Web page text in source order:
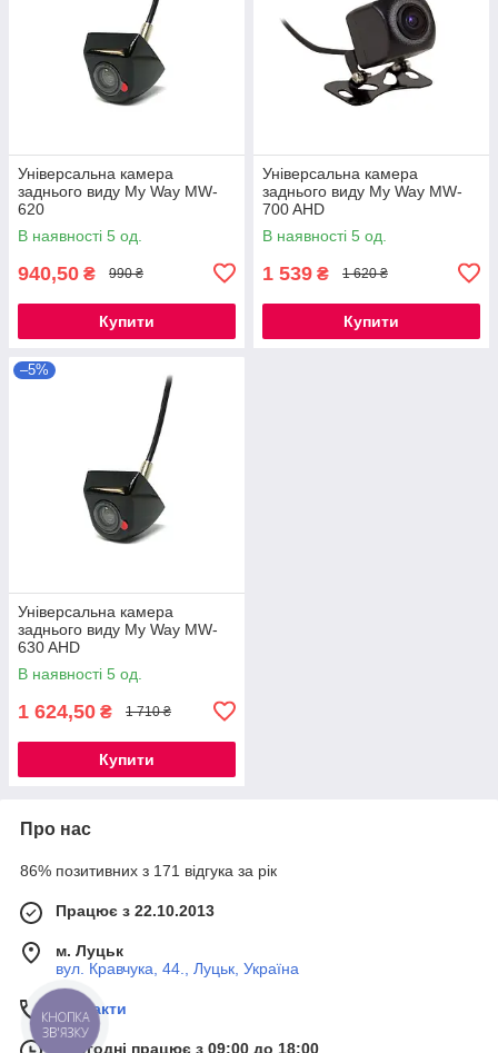
Універсальна камера
заднього виду My Way MW-
620
В наявності 5 од.
940,50 ₴ 990 ₴
Купити
Універсальна камера
заднього виду My Way MW-
700 AHD
В наявності 5 од.
1 539 ₴ 1 620 ₴
Купити
–5%
Універсальна камера
заднього виду My Way MW-
630 AHD
В наявності 5 од.
1 624,50 ₴ 1 710 ₴
Купити
Про нас
86% позитивних з 171 відгука за рік
Працює з 22.10.2013
м. Луцьк
вул. Кравчука, 44., Луцьк, Україна
Контакти
Сьогодні працює з 09:00 до 18:00
КНОПКА
ЗВ'ЯЗКУ